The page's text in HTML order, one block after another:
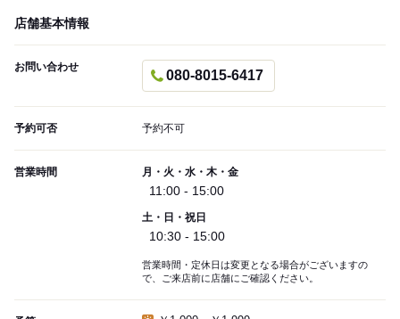
店舗基本情報
お問い合わせ
080-8015-6417
予約可否 予約不可
営業時間 月・火・水・木・金
11:00 - 15:00
土・日・祝日
10:30 - 15:00
営業時間・定休日は変更となる場合がございますの
で、ご来店前に店舗にご確認ください。